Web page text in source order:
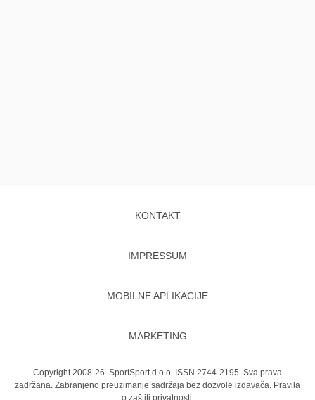
KONTAKT
IMPRESSUM
MOBILNE APLIKACIJE
MARKETING
Copyright 2008-26. SportSport d.o.o. ISSN 2744-2195. Sva prava
zadržana. Zabranjeno preuzimanje sadržaja bez dozvole izdavača. Pravila
o zaštiti privatnosti.